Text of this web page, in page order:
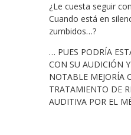
¿Le cuesta seguir
Cuando está en
zumbidos…?
… PUES PODRÍA
CON SU AUDICIÓN
NOTABLE MEJORÍA
TRATAMIENTO DE
AUDITIVA POR EL